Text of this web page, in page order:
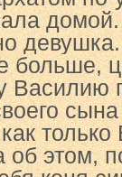
девушка.
больше,
Василию
об этом,